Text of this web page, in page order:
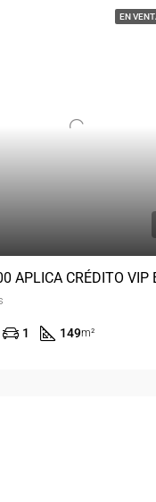
EN
APLICA CRÉDITO VIP
1 149m²